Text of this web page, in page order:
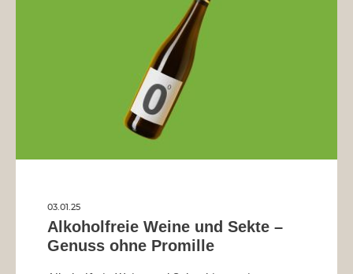
03.01.25
Alkoholfreie Weine und Sekte –
Genuss ohne Promille